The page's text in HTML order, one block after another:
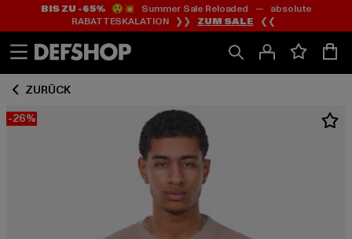
Zum
Inhalt
springen
Zum
Fußzeile
springen
BIS ZU -65%😲💥 Summer Sale Reloaded — absolute
RABATTESKALATION ❯❯ ZUM SALE ❮❮
ZURÜCK
-26%